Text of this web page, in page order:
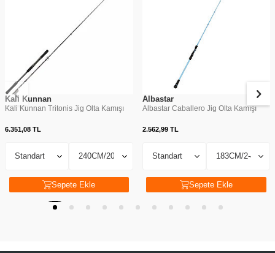
Kali Kunnan
Kali Kunnan Tritonis Jig Olta Kamışı
6.351,08 TL
Sepete Ekle
Albastar
Albastar Caballero Jig Olta Kamışı
2.562,99TL
Sepete Ekle